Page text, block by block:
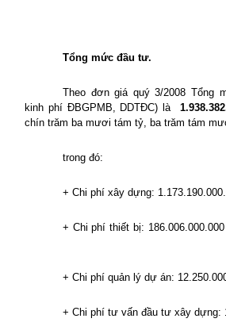
Tổng mức đầu tư.
Theo đơn giá quý 3/2008 Tổng
kinh phí ĐBGPMB, DDTĐC) là
chín trăm ba mươi tám tỷ, ba trăm tám
trong đó:
+ Chi phí xây dựng:
+ Chi phí thiết bị:
+ Chi phí quản lý dự án:
+ Chi phí tư vấn đầu tư xây dựng: